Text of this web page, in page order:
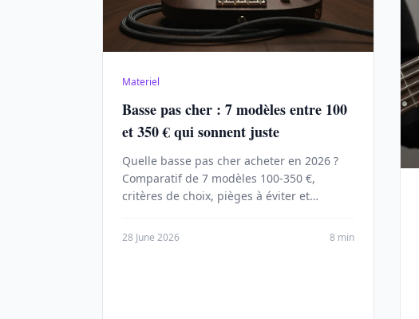
Materiel
Basse pas cher : 7 modèles entre 100
et 350 € qui sonnent juste
Quelle basse pas cher acheter en 2026 ?
Comparatif de 7 modèles 100-350 €,
critères de choix, pièges à éviter et
28 June 2026 8 min